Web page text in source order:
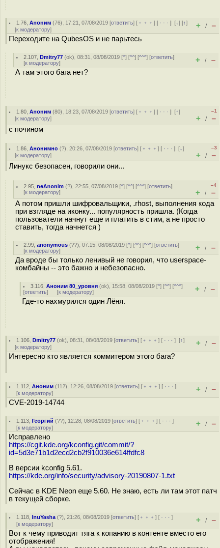
1.76 ,Аноним (76), 17:21, 07/08/2019 [ответить] [ ﹢﹢﹢] [ · · ·][↓] [↑]
[к модератору] + / –
Переходите на QubesOS и не парьтесь
2.107 ,Dmitry77 (ok), 08:31, 08/08/2019 [^] [^^] [^^^] [ответить]
[к модератору] + / –
А там этого бага нет?
1.80 ,Аноним (80), 18:23, 07/08/2019 [ответить] [ ﹢﹢﹢] [ · · ·][↑]
[к модератору]
–1
+ / –
с почином
1.86 ,Анонимно (?), 20:26, 07/08/2019 [ответить] [ ﹢﹢﹢] [ · · ·][↓]
[к модератору]
–3
+ / –
Линукс безопасен, говорили они...
2.95 ,neAnonim (?), 22:55, 07/08/2019 [^] [^^] [^^^] [ответить]
[к модератору]
–4
+ / –
А потом пришли шифровальщики, .rhost, выполнения кода
при взгляде на иконку... популярность пришла. (Когда
пользователи начнут еще и платить в стим, а не просто
ставить, тогда начнется )
2.99 ,anonymous (??), 07:15, 08/08/2019 [^] [^^] [^^^] [ответить]
[к модератору] + / –
Да вроде бы только ленивый не говорил, что userspace-
комбайны -- это бажно и небезопасно.
3.116 ,Аноним 80_уровня (ok), 15:58, 08/08/2019 [^] [^^] [^^^]
[ответить] [к модератору] + / –
Где-то нахмурился один Лёня.
1.106 ,Dmitry77 (ok), 08:31, 08/08/2019 [ответить] [ ﹢﹢﹢] [ · · ·][↑]
[к модератору] + / –
Интересно кто является коммитером этого бага?
1.112 ,Аноним (112), 12:26, 08/08/2019 [ответить] [ ﹢﹢﹢] [ · · ·]
[к модератору] + / –
CVE-2019-14744
1.113 ,Георгий (??), 12:28, 08/08/2019 [ответить] [ ﹢﹢﹢] [ · · ·]
[к модератору] + / –
Исправлено
https://cgit.kde.org/kconfig.git/commit/?
id=5d3e71b1d2ecd2cb2f910036e614ffdfc8
В версии kconfig 5.61.
https://kde.org/info/security/advisory-20190807-1.txt
Сейчас в KDE Neon еще 5.60. Не знаю, есть ли там этот патч
в текущей сборке.
1.118 ,InuYasha (?), 21:26, 08/08/2019 [ответить] [ ﹢﹢﹢] [ · · ·]
[к модератору] + / –
Вот к чему приводит тяга к копанию в контенте вместо его
отображения!